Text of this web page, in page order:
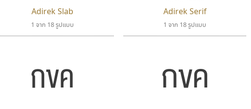
Adirek Slab
1 จาก 18 รูปแบบ
Adirek Serif
1 จาก 18 รูปแบบ
กขค กขค